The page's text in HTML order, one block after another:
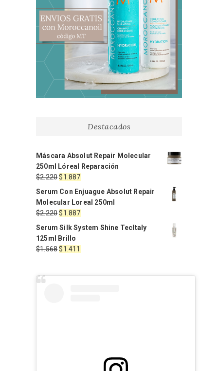
Destacados
Máscara Absolut Repair Molecular
250ml Lóreal Reparación
$2.220El
precio
original
era:
$2.220.
$1.887El
precio
actual
es:
$1.887.
Serum Con Enjuague Absolut Repair
Molecular Loreal 250ml
$2.220El
precio
original
era:
$2.220.
$1.887El
es:
$1.887.
Serum Silk System Shine TecItaly
125ml Brillo
$1.568El
$1.411